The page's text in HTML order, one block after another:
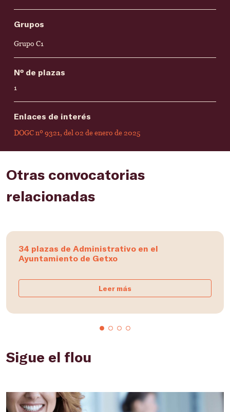
Grupos
Grupo C1
Nº de plazas
1
Enlaces de interés
DOGC nº 9321, del 02 de enero de 2025
Otras convocatorias
relacionadas
34 plazas de Administrativo en el
Ayuntamiento de Getxo
Leer más
Sigue el flou